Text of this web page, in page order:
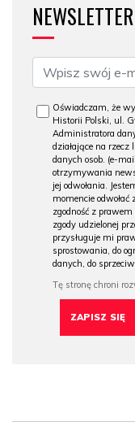
NEWSLETTER
Oświadczam, że
Historii Polski, ul.
Administratora
działające na
danych osob. (e-
otrzymywania
jej odwołania.
momencie odwołać
zgodność z
zgody udzielonej
przysługuje mi
sprostowania, do
danych, do